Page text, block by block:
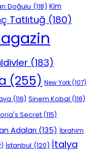
Doğulu (118) Kim
Tatlıtuğ(180)
(183)
(255) New York(107)
(116) Sinem Kobal (116)
Secret (115)
Adaları (135) İbrahim
İstanbul (120) İtalya